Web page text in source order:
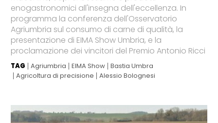
enogastronomici all'insegna dell'eccellenza. In
programma la conferenza dell'Osservatorio
Agriumbria sul consumo di carne di qualità, la
presentazione di EIMA Show Umbria, e la
proclamazione dei vincitori del Premio Antonio Ricci
TAG Agriumbria EIMA Show Bastia Umbra
Agricoltura di precisione
Alessio Bolognesi